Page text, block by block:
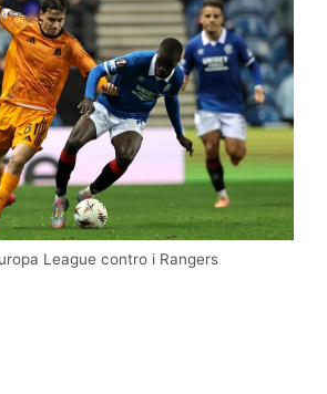
League contro i Rangers